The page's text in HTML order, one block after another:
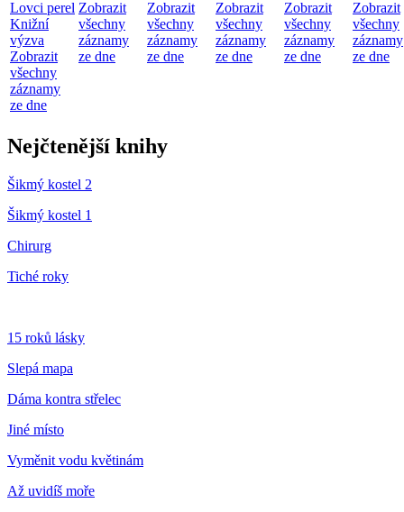
Lovci perel
Knižní
výzva
Zobrazit
všechny
záznamy
ze dne
Zobrazit
všechny
záznamy
ze dne
Zobrazit
všechny
záznamy
ze dne
Zobrazit
všechny
záznamy
ze dne
Zobrazit
všechny
záznamy
ze dne
Zobrazit
všechny
záznamy
ze dne
Nejčtenější knihy
Šikmý kostel 2
Šikmý kostel 1
Chirurg
Tiché roky
15 roků lásky
Slepá mapa
Dáma kontra střelec
Jiné místo
Vyměnit vodu květinám
Až uvidíš moře